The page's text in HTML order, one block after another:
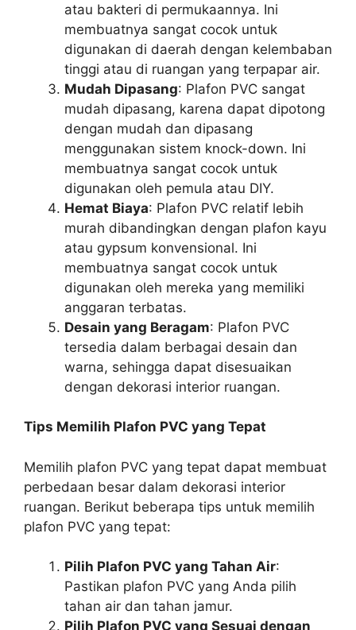
atau bakteri di permukaannya. Ini
membuatnya sangat cocok untuk
digunakan di daerah dengan kelembaban
tinggi atau di ruangan yang terpapar air.
Mudah Dipasang: Plafon PVC sangat
mudah dipasang, karena dapat dipotong
dengan mudah dan dipasang
menggunakan sistem knock-down. Ini
membuatnya sangat cocok untuk
digunakan oleh pemula atau DIY.
Hemat Biaya: Plafon PVC relatif lebih
murah dibandingkan dengan plafon kayu
atau gypsum konvensional. Ini
membuatnya sangat cocok untuk
digunakan oleh mereka yang memiliki
anggaran terbatas.
Desain yang Beragam: Plafon PVC
tersedia dalam berbagai desain dan
warna, sehingga dapat disesuaikan
dengan dekorasi interior ruangan.
Tips Memilih Plafon PVC yang Tepat
Memilih plafon PVC yang tepat dapat membuat
perbedaan besar dalam dekorasi interior
ruangan. Berikut beberapa tips untuk memilih
plafon PVC yang tepat:
Pilih Plafon PVC yang Tahan Air:
Pastikan plafon PVC yang Anda pilih
tahan air dan tahan jamur.
Pilih Plafon PVC yang Sesuai dengan